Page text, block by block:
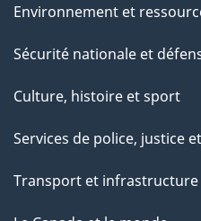
Environnement et
Sécurité nationale et
Culture, histoire et sport
Services de police, justice
Transport et infrastructure